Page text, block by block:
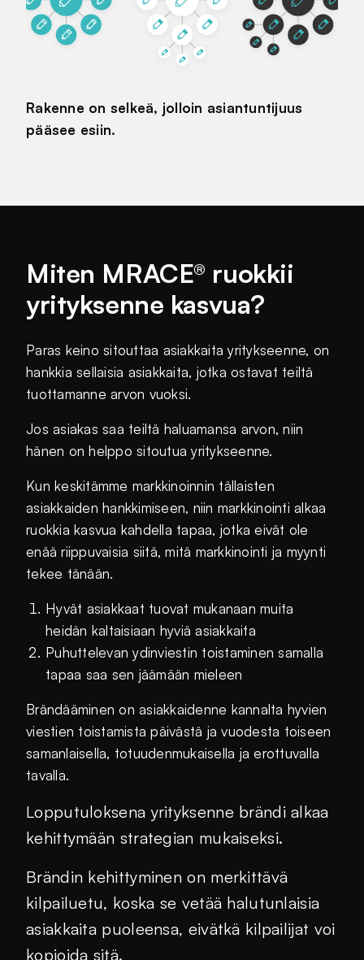
Rakenne on selkeä, jolloin asiantuntijuus
pääsee esiin.
Miten MRACE® ruokkii
yrityksenne kasvua?
Paras keino sitouttaa asiakkaita yritykseenne, on
hankkia sellaisia asiakkaita, jotka ostavat teiltä
tuottamanne arvon vuoksi.
Jos asiakas saa teiltä haluamansa arvon, niin
hänen on helppo sitoutua yritykseenne.
Kun keskitämme markkinoinnin tällaisten
asiakkaiden hankkimiseen, niin markkinointi alkaa
ruokkia kasvua kahdella tapaa, jotka eivät ole
enää riippuvaisia siitä, mitä markkinointi ja myynti
tekee tänään.
Hyvät asiakkaat tuovat mukanaan muita
heidän kaltaisiaan hyviä asiakkaita
Puhuttelevan ydinviestin toistaminen samalla
tapaa saa sen jäämään mieleen
Brändääminen on asiakkaidenne kannalta hyvien
viestien toistamista päivästä ja vuodesta toiseen
samanlaisella, totuudenmukaisella ja erottuvalla
tavalla.
Lopputuloksena yrityksenne brändi alkaa
kehittymään strategian mukaiseksi.
Brändin kehittyminen on merkittävä
kilpailuetu, koska se vetää halutunlaisia
asiakkaita puoleensa, eivätkä kilpailijat voi
kopioida sitä.